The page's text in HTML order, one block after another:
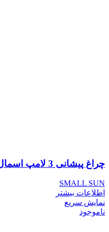
چراغ پیشانی 3 لامپ اسمال سان مدل ZY-H82
SMALL SUN
اطلاعات بیشتر
نمایش سریع
ناموجود